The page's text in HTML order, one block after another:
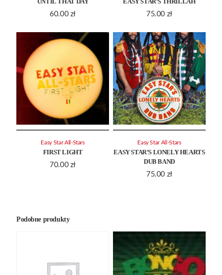
60.00 zł
75.00 zł
FIRST LIGHT
70.00 zł
Easy Star All-Stars
EASY STAR’S LONELY HEARTS
DUB BAND
75.00 zł
Easy Star All-Stars
Podobne produkty